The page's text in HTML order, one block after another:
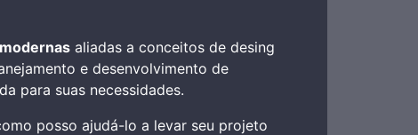
aliadas a conceitos de desing
e desenvolvimento de
para suas necessidades.
posso ajudá-lo a levar seu projeto